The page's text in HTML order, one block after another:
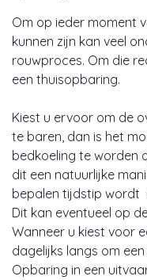
Om op ieder moment
kunnen zijn kan veel
rouwproces. Om die
een thuisopbaring.
Kiest u ervoor om de
te baren, dan is het
bedkoeling te worden
dit een natuurlijke
bepalen tijdstip wordt
Dit kan eventueel op
Wanneer u kiest voor
dagelijks langs om
Opbaring in een